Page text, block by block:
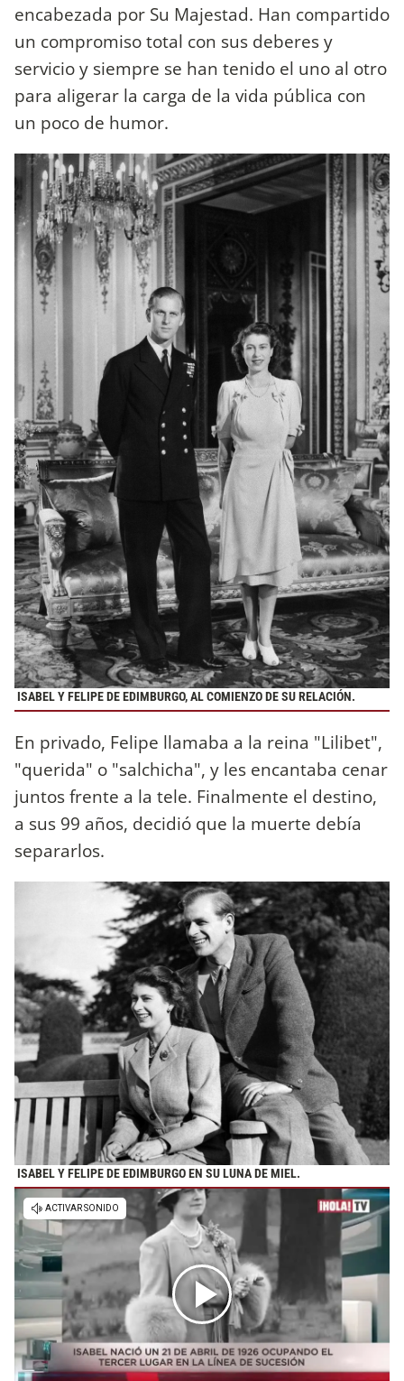
encabezada por Su Majestad. Han compartido
un compromiso total con sus deberes y
servicio y siempre se han tenido el uno al otro
para aligerar la carga de la vida pública con
un poco de humor.
ISABEL Y FELIPE DE EDIMBURGO, AL COMIENZO DE SU RELACIÓN.
En privado, Felipe llamaba a la reina "Lilibet",
"querida" o "salchicha", y les encantaba cenar
juntos frente a la tele. Finalmente el destino,
a sus 99 años, decidió que la muerte debía
separarlos.
ISABEL Y FELIPE DE EDIMBURGO EN SU LUNA DE MIEL.